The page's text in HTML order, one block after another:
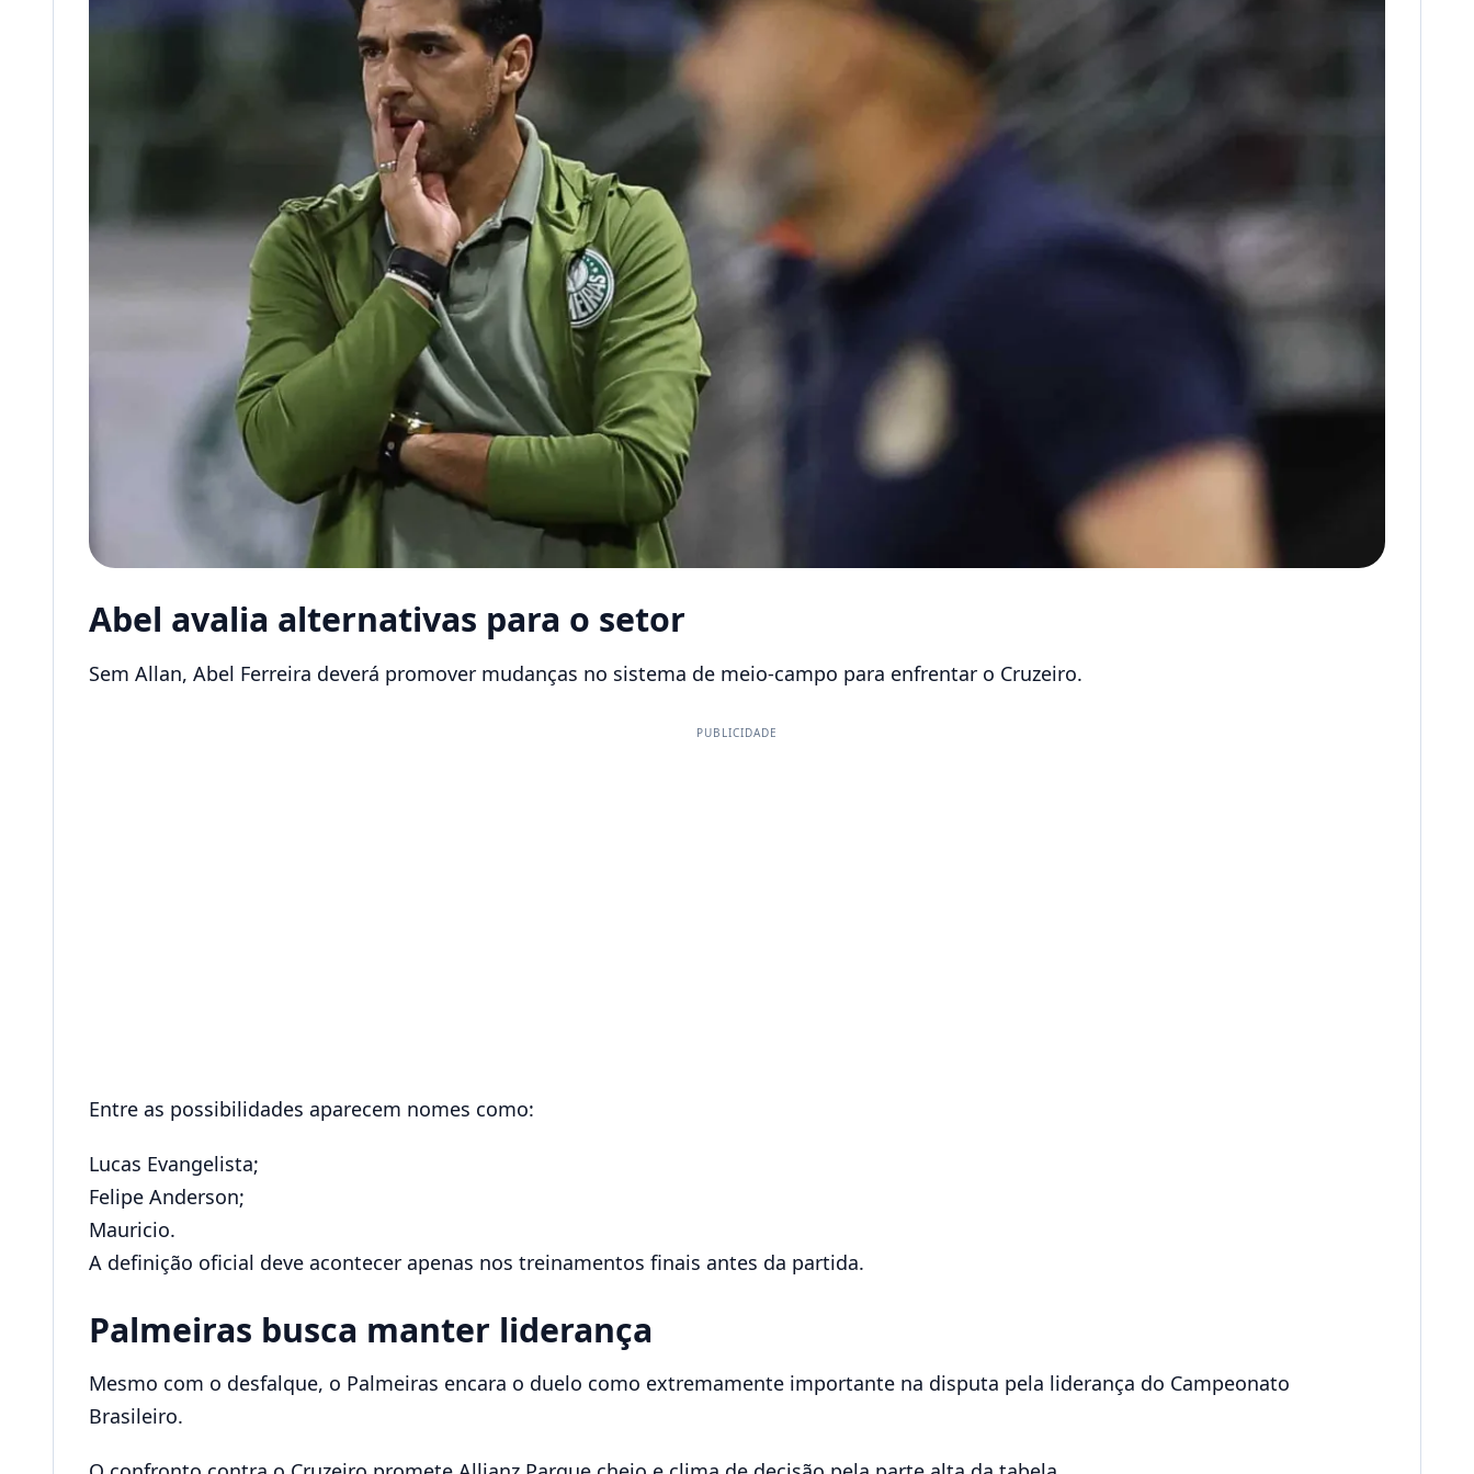
Abel avalia alternativas para o setor
Sem Allan, Abel Ferreira deverá promover mudanças no sistema de meio-campo para enfrentar o Cruzeiro.
PUBLICIDADE
Entre as possibilidades aparecem nomes como:
Lucas Evangelista;
Felipe Anderson;
Mauricio.
A definição oficial deve acontecer apenas nos treinamentos finais antes da partida.
Palmeiras busca manter liderança
Mesmo com o desfalque, o Palmeiras encara o duelo como extremamente importante na disputa pela liderança do Campeonato
Brasileiro.